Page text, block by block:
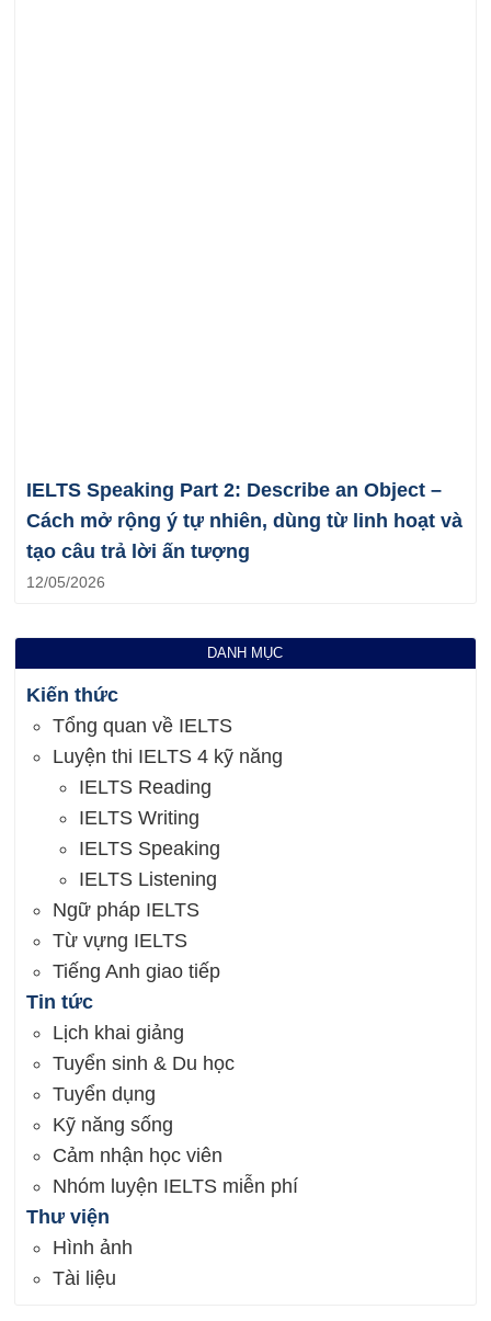
IELTS Speaking Part 2: Describe an Object –
Cách mở rộng ý tự nhiên, dùng từ linh hoạt và
tạo câu trả lời ấn tượng
12/05/2026
DANH MỤC
Kiến thức
Tổng quan về IELTS
Luyện thi IELTS 4 kỹ năng
IELTS Reading
IELTS Writing
IELTS Speaking
IELTS Listening
Ngữ pháp IELTS
Từ vựng IELTS
Tiếng Anh giao tiếp
Tin tức
Lịch khai giảng
Tuyển sinh & Du học
Tuyển dụng
Kỹ năng sống
Cảm nhận học viên
Nhóm luyện IELTS miễn phí
Thư viện
Hình ảnh
Tài liệu